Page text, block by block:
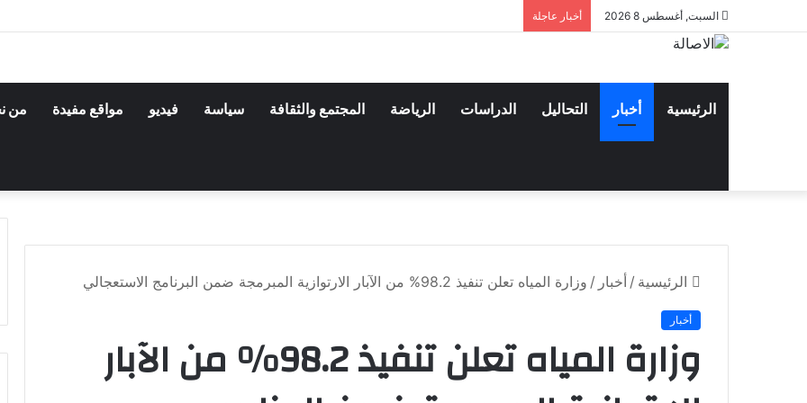
السبت, أغسطس 8 2026 أخبار عاجلة
الرئيسية أخبار التحاليل الدراسات الرياضة المجتمع والثقافة سياسة فيديو مواقع مفيدة من
الرئيسية / أخبار / وزارة المياه تعلن تنفيذ 98.2% من الآبار الارتوازية المبرمجة ضمن البرنامج الاستعجالي
أخبار
وزارة المياه تعلن تنفيذ 98.2% من الآبار